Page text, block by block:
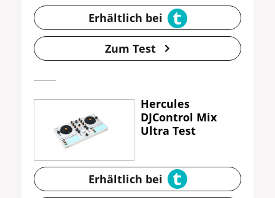
Erhältlich bei
Zum Test
Hercules
DJControl Mix
Ultra Test
Erhältlich bei